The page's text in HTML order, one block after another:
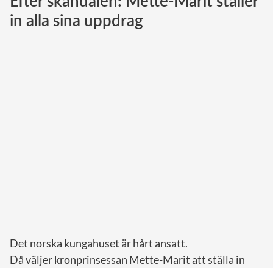
Norska kungahuset
in alla sina uppdrag
Det norska kungahuset är hårt ansatt.
Då väljer kronprinsessan Mette-Marit att ställa in